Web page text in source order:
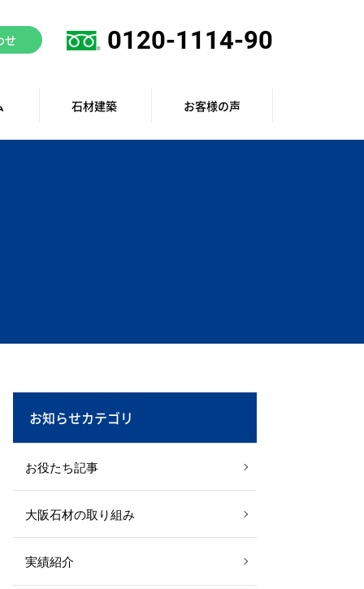
せ 0120-1114-90
石材建築 お客様の声
お知らせカテゴリ
お役たち記事
大阪石材の取り組み
実績紹介